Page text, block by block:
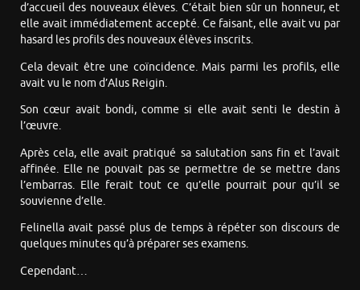
d’accueil des nouveaux élèves. C’était bien sûr un honneur, et
elle avait immédiatement accepté. Ce faisant, elle avait vu par
hasard les profils des nouveaux élèves inscrits.
Cela devait être une coïncidence. Mais parmi les profils, elle
avait vu le nom d’Alus Reigin.
Son cœur avait bondi, comme si elle avait senti le destin à
l’œuvre.
Après cela, elle avait pratiqué sa salutation sans fin et l’avait
affinée. Elle ne pouvait pas se permettre de se mettre dans
l’embarras. Elle ferait tout ce qu’elle pourrait pour qu’il se
souvienne d’elle.
Felinella avait passé plus de temps à répéter son discours de
quelques minutes qu’à préparer ses examens.
Cependant…